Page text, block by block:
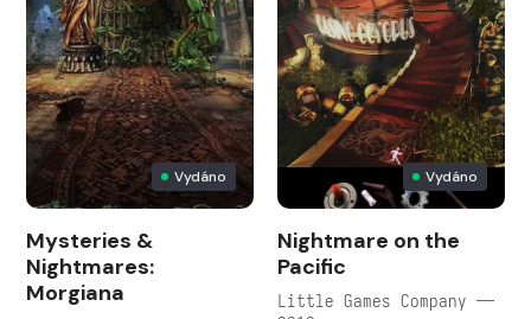
Vydáno
Mysteries &
Nightmares:
Morgiana
Vydáno
Nightmare on the
Pacific
Little Games Company —